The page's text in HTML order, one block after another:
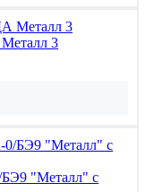
3
"Металл" с